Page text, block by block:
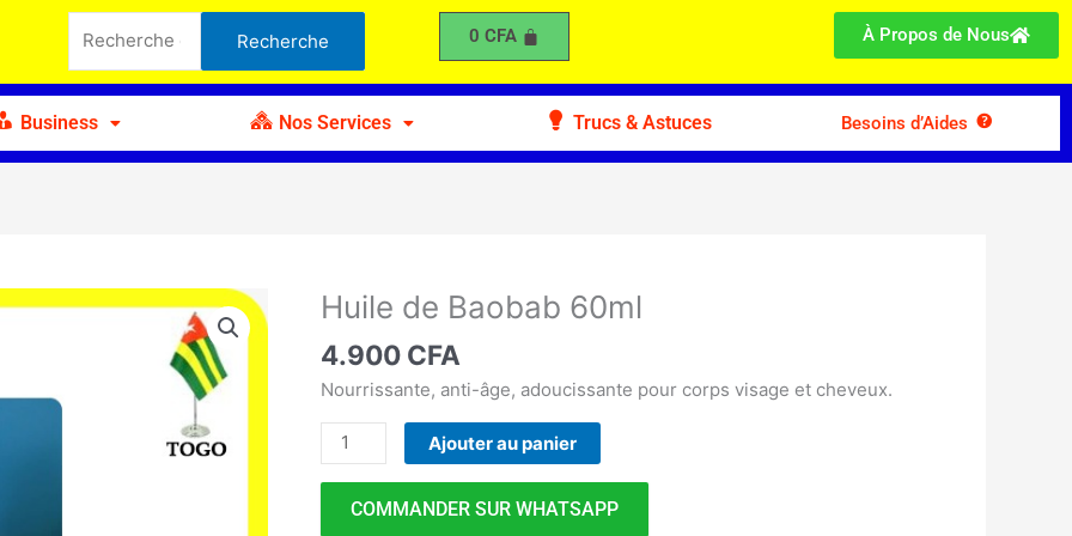
pour :
Recherche 0 CFA À Propos de Nous
Business Nos Services Trucs & Astuces Besoins d’Aides
Huile de Baobab 60ml
4.900 CFA
Nourrissante, anti-âge, adoucissante pour corps visage et cheveux.
quantité
Huile
de
60ml
Ajouter au panier
COMMANDER SUR WHATSAPP